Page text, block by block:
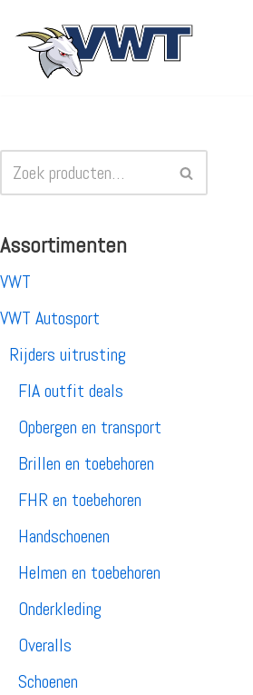
Ga
Assortimenten
VWT
VWT Autosport
Rijders uitrusting
FIA outfit deals
Opbergen en transport
Brillen en toebehoren
FHR en toebehoren
Handschoenen
Helmen en toebehoren
Onderkleding
Overalls
Schoenen